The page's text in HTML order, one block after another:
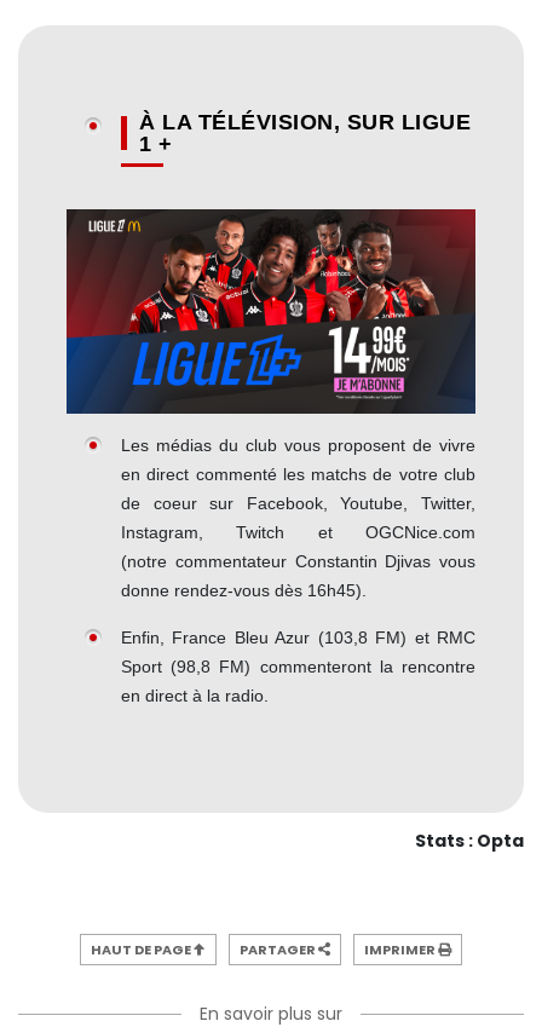
À LA TÉLÉVISION, SUR LIGUE
1 +
Les médias du club vous proposent de vivre
en direct commenté les matchs de votre club
de coeur sur Facebook, Youtube, Twitter,
Instagram, Twitch et OGCNice.com
(notre commentateur Constantin Djivas vous
donne rendez-vous dès 16h45).
Enfin, France Bleu Azur (103,8 FM) et RMC
Sport (98,8 FM) commenteront la rencontre
en direct à la radio.
Stats : Opta
HAUT DE PAGE PARTAGER IMPRIMER
En savoir plus sur